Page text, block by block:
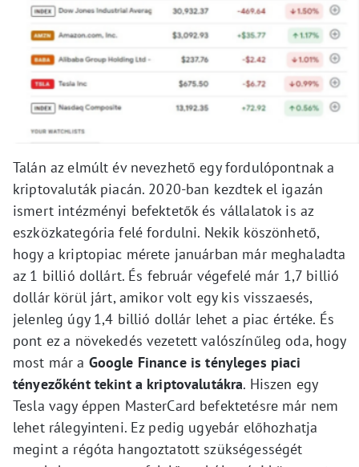
Talán az elmúlt év nevezhető egy fordulópontnak a
kriptovaluták piacán. 2020-ban kezdtek el igazán
ismert intézményi befektetők és vállalatok is az
eszközkategória felé fordulni. Nekik köszönhető,
hogy a kriptopiac mérete januárban már meghaladta
az 1 billió dollárt. És február végefelé már 1,7 billió
dollár körül járt, amikor volt egy kis visszaesés,
jelenleg úgy 1,4 billió dollár lehet a piac értéke. És
pont ez a növekedés vezetett valószínűleg oda, hogy
most már a Google Finance is tényleges piaci
tényezőként tekint a kriptovalutákra. Hiszen egy
Tesla vagy éppen MasterCard befektetésre már nem
lehet rálegyinteni. Ez pedig ugyebár előhozhatja
megint a régóta hangoztatott szükségességét